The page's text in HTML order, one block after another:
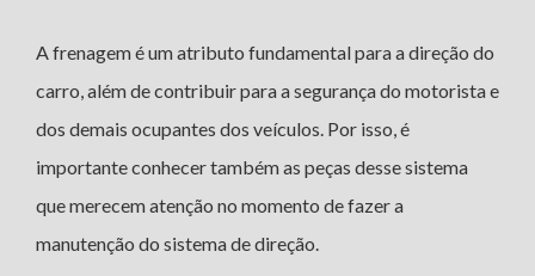
A frenagem é um atributo fundamental para a direção do
carro, além de contribuir para a segurança do motorista e
dos demais ocupantes dos veículos. Por isso, é
importante conhecer também as peças desse sistema
que merecem atenção no momento de fazer a
manutenção do sistema de direção.